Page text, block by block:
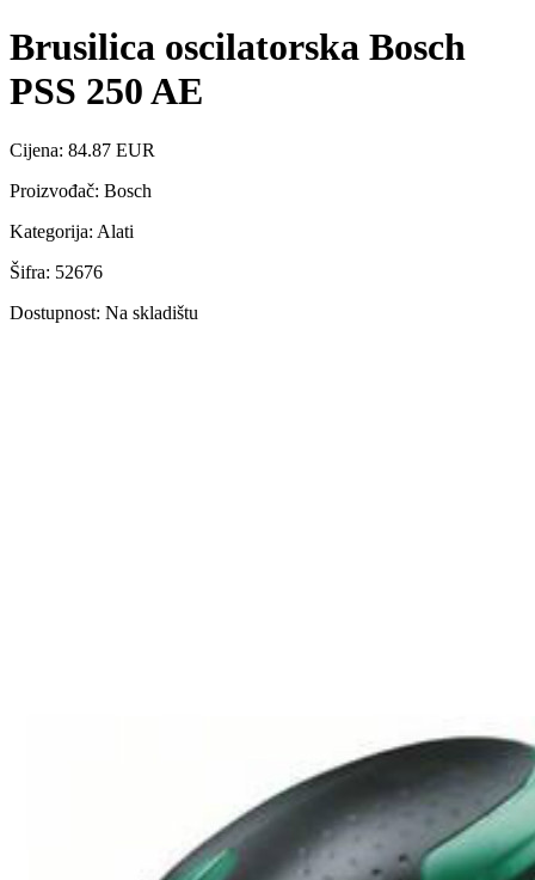
Brusilica oscilatorska Bosch
PSS 250 AE
Cijena: 84.87 EUR
Proizvođač: Bosch
Kategorija: Alati
Šifra: 52676
Dostupnost: Na skladištu